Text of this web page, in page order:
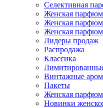
Селективная
Женская
Женская
Женская
Лидеры продаж
Распродажа
Классика
Винтажные
Пакеты
Женская
Новинки